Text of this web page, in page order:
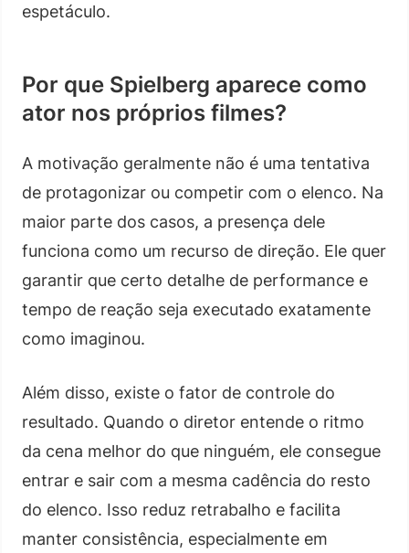
espetáculo.
Por que Spielberg aparece como
ator nos próprios filmes?
A motivação geralmente não é uma tentativa
de protagonizar ou competir com o elenco. Na
maior parte dos casos, a presença dele
funciona como um recurso de direção. Ele quer
garantir que certo detalhe de performance e
tempo de reação seja executado exatamente
como imaginou.
Além disso, existe o fator de controle do
resultado. Quando o diretor entende o ritmo
da cena melhor do que ninguém, ele consegue
entrar e sair com a mesma cadência do resto
do elenco. Isso reduz retrabalho e facilita
manter consistência, especialmente em